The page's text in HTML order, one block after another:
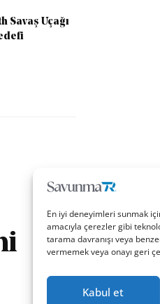
En iyi deneyimleri sunmak
amacıyla çerezler gibi
tarama davranışı veya
vermemek veya onayı geri
Kabul et
Savaş Uçağı